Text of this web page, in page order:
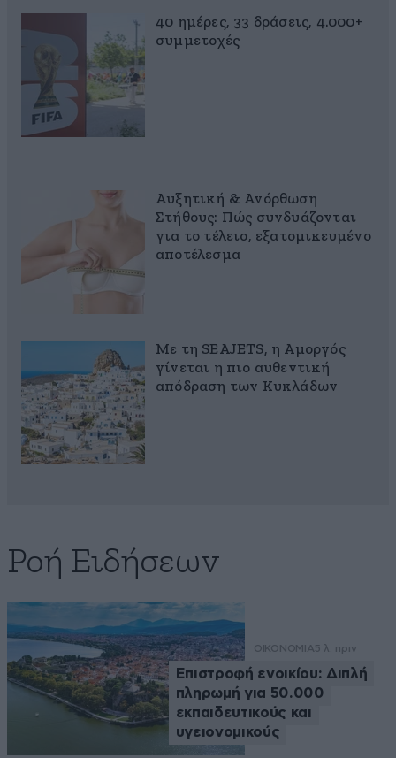
40 ημέρες, 33 δράσεις, 4.000+
συμμετοχές
Αυξητική & Ανόρθωση
Στήθους: Πώς συνδυάζονται
για το τέλειο, εξατομικευμένο
αποτέλεσμα
Με τη SEAJETS, η Αμοργός
γίνεται η πιο αυθεντική
απόδραση των Κυκλάδων
Ροή Ειδήσεων
ΟΙΚΟΝΟΜΙΑ5 λ. πριν
Επιστροφή ενοικίου: Διπλή
πληρωμή για 50.000
εκπαιδευτικούς και
υγειονομικούς